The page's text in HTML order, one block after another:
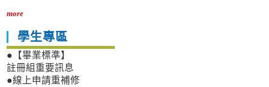
more
學生專區
●【畢業標準】
註冊組重要訊息
●線上申請重補修